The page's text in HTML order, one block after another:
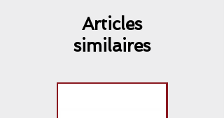
Articles
similaires